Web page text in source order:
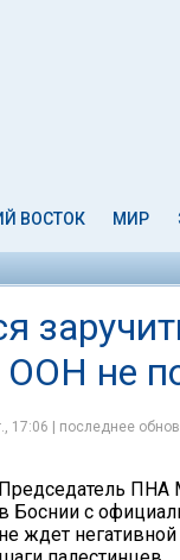
ВОСТОК МИР
ООН не
17:06 | последнее
Председатель ПНА
в Боснии с
не ждет